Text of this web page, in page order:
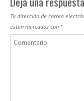
Tu dirección de correo
están marcados con *